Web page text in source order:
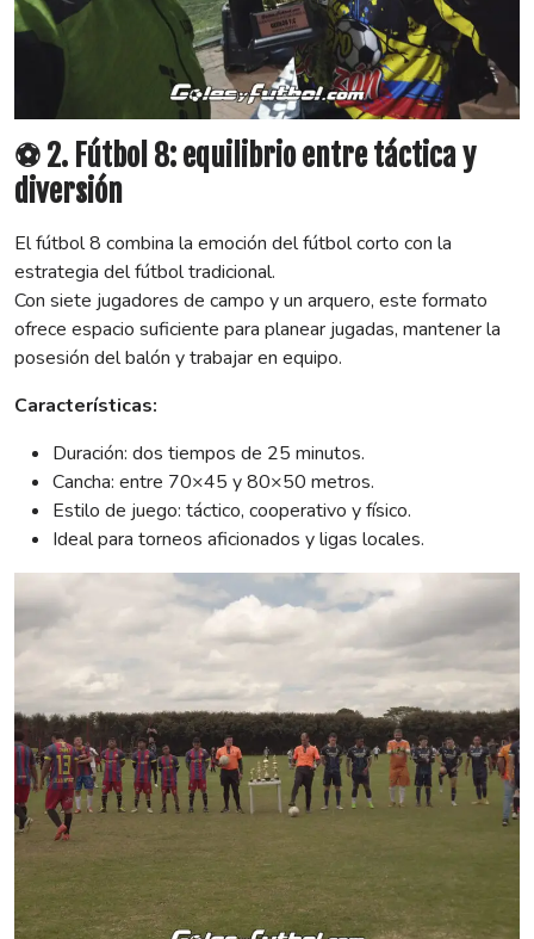
⚽ 2. Fútbol 8: equilibrio entre táctica y
diversión
El fútbol 8 combina la emoción del fútbol corto con la
estrategia del fútbol tradicional.
Con siete jugadores de campo y un arquero, este formato
ofrece espacio suficiente para planear jugadas, mantener la
posesión del balón y trabajar en equipo.
Características:
Duración: dos tiempos de 25 minutos.
Cancha: entre 70×45 y 80×50 metros.
Estilo de juego: táctico, cooperativo y físico.
Ideal para torneos aficionados y ligas locales.